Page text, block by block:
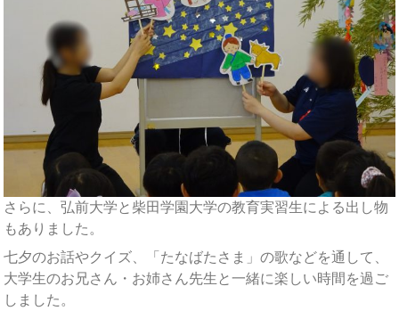
さらに、弘前大学と柴田学園大学の教育実習生による出し物
もありました。
七夕のお話やクイズ、「たなばたさま」の歌などを通して、
大学生のお兄さん・お姉さん先生と一緒に楽しい時間を過ご
しました。